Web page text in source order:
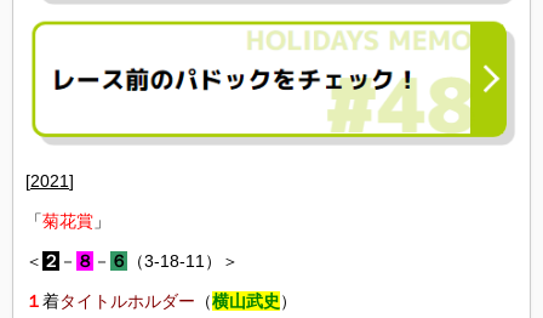
[2021]
「菊花賞 」
＜ ２ － ８ － ６ （3-18-11）＞
１着タイトルホルダー （横山武史）